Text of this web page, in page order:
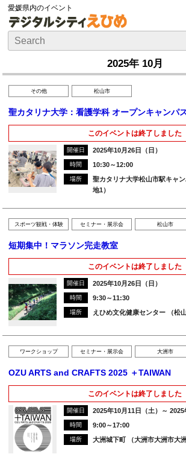
愛媛県内のイベント
2025年 10月
その他 松山市
聖カタリナ大学：看護学科 オープンキャンパ
このイベントは終了しました
開催日 2025年10月26日（日）
時間 10:30～12:00
場所
聖カタリナ大学松山市駅キャ
地1）
スポーツ観戦・体験 セミナー・展示会 松山市
短期集中！マラソン完走教室
このイベントは終了しました
開催日 2025年10月26日（日）
時間 9:30～11:30
場所 えひめ文化健康センター （松
ワークショップ セミナー・展示会 大洲市
OZU ARTS and CRAFTS 2025 ＋TAIWAN
このイベントは終了しました
開催日 2025年10月11日（土）～ 2025
時間 9:00～17:00
場所 大洲城下町 （大洲市大洲市大